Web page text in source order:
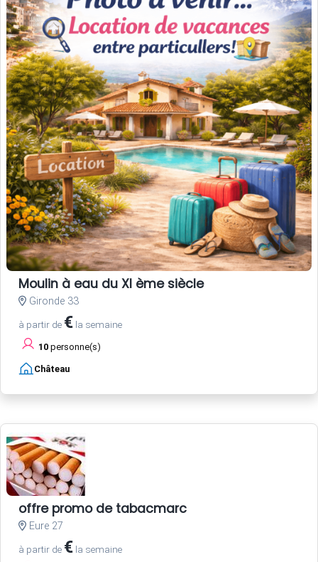
Moulin à eau du XI ème siècle
Gironde 33
à partir de € la semaine
10 personne(s)
Château
offre promo de tabacmarc
Eure 27
à partir de € la semaine